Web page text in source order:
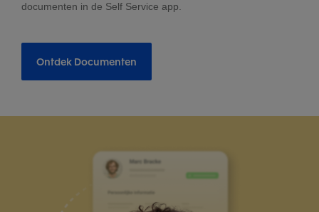
documenten in de Self Service app.
Ontdek Documenten